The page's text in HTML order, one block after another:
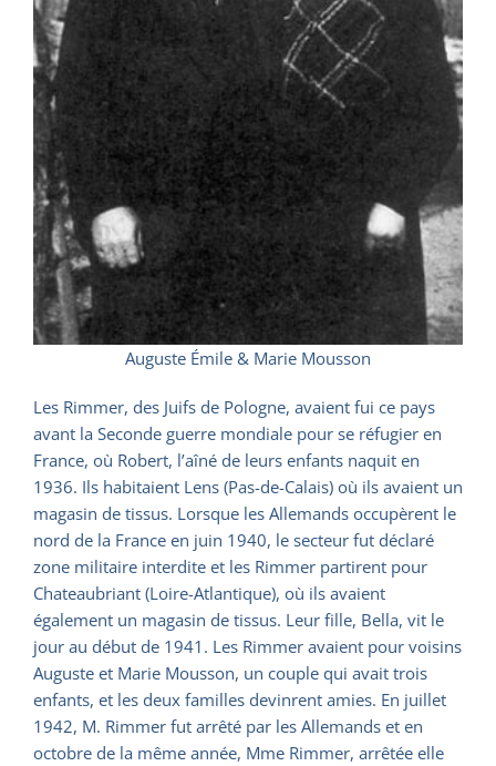
Auguste Émile & Marie Mousson
Les Rimmer, des Juifs de Pologne, avaient fui ce pays
avant la Seconde guerre mondiale pour se réfugier en
France, où Robert, l’aîné de leurs enfants naquit en
1936. Ils habitaient Lens (Pas-de-Calais) où ils avaient un
magasin de tissus. Lorsque les Allemands occupèrent le
nord de la France en juin 1940, le secteur fut déclaré
zone militaire interdite et les Rimmer partirent pour
Chateaubriant (Loire-Atlantique), où ils avaient
également un magasin de tissus. Leur fille, Bella, vit le
jour au début de 1941. Les Rimmer avaient pour voisins
Auguste et Marie Mousson, un couple qui avait trois
enfants, et les deux familles devinrent amies. En juillet
1942, M. Rimmer fut arrêté par les Allemands et en
octobre de la même année, Mme Rimmer, arrêtée elle